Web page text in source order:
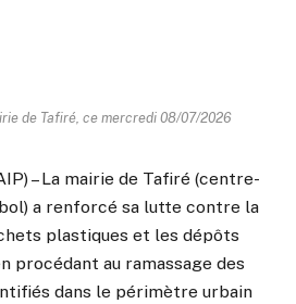
de Tafiré, ce mercredi 08/07/2026
– La mairie de Tafiré (centre-
a renforcé sa lutte contre la
plastiques et les dépôts
procédant au ramassage des
dans le périmètre urbain